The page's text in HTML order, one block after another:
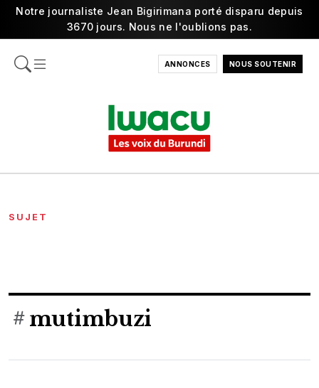
Notre journaliste Jean Bigirimana porté disparu depuis
3670 jours. Nous ne l'oublions pas.
ANNONCES NOUS SOUTENIR
SUJET
mutimbuzi